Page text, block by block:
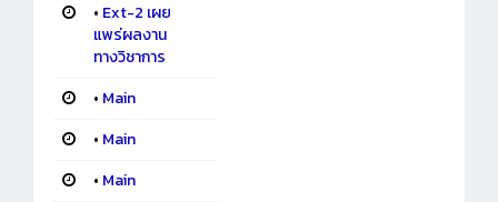
• Ext-2 เผย
แพร่ผลงาน
ทางวิชาการ
• Main
• Main
• Main